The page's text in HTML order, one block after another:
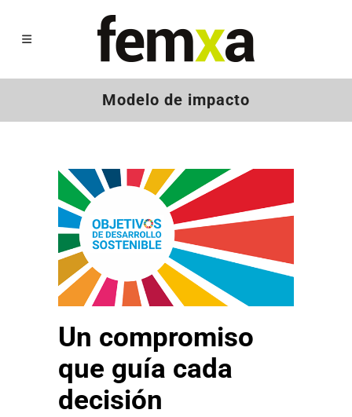
Modelo de impacto
Un compromiso
que guía cada
decisión